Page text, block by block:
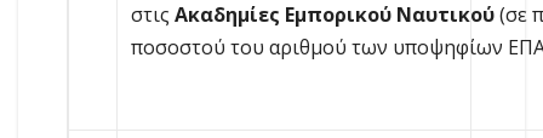
στις Ακαδημίες Εμπορικού Ναυτικού(σε
ποσοστού του αριθμού των υποψηφίων